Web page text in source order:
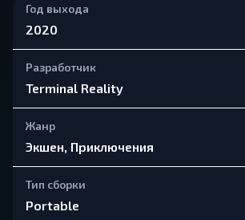
Год выхода
2020
Разработчик
Terminal Reality
Жанр
Экшен, Приключения
Тип сборки
Portable